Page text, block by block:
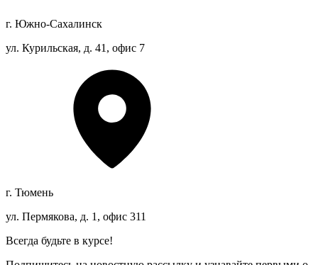
г. Южно-Сахалинск
ул. Курильская, д. 41, офис 7
г. Тюмень
ул. Пермякова, д. 1, офис 311
Всегда будьте в курсе!